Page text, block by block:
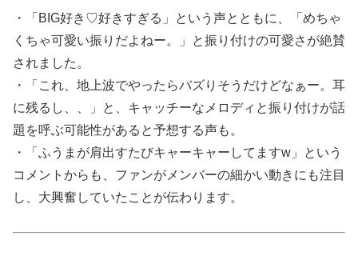
・「BIG好き♡好きすぎる」という声とともに、「めちゃ
くちゃ可愛い振りだよねー。」と振り付けの可愛さが絶賛
されました。
・「これ、地上波でやったらバズりそうだけどなぁー。耳
に残るし、、」と、キャッチーなメロディと振り付けが話
題を呼ぶ可能性があると予想する声も。
・「ふうまが肩出すたびキャーキャーしてますw」という
コメントからも、ファンがメンバーの細かい動きにも注目
し、大興奮していたことが伝わります。